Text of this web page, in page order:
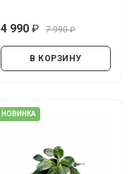
4 990
7 990
В КОРЗИНУ
НОВИНКА